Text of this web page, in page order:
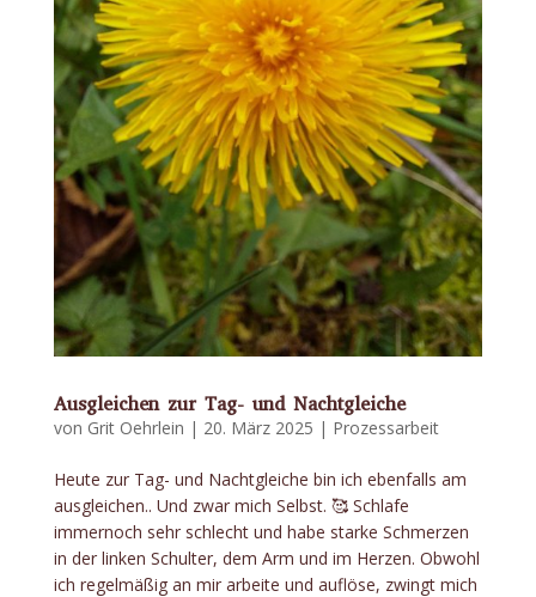
Ausgleichen zur Tag- und Nachtgleiche
von Grit Oehrlein | 20. März 2025 | Prozessarbeit
Heute zur Tag- und Nachtgleiche bin ich ebenfalls am
ausgleichen.. Und zwar mich Selbst. 🥰 Schlafe
immernoch sehr schlecht und habe starke Schmerzen
in der linken Schulter, dem Arm und im Herzen. Obwohl
ich regelmäßig an mir arbeite und auflöse, zwingt mich